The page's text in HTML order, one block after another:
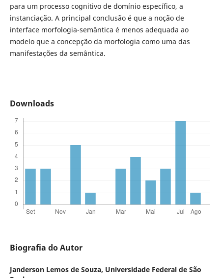
para um processo cognitivo de domínio específico, a
instanciação. A principal conclusão é que a noção de
interface morfologia-semântica é menos adequada ao
modelo que a concepção da morfologia como uma das
manifestações da semântica.
Downloads
Biografia do Autor
Janderson Lemos de Souza, Universidade Federal de São